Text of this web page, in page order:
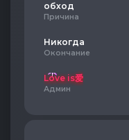
обход
Причина
Никогда
Окончание
Love is爱
Админ